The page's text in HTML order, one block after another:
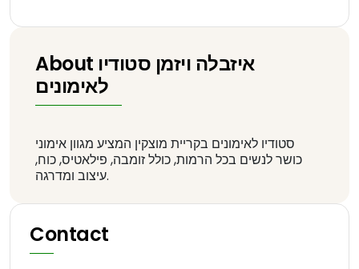
About איזבלה ויזמן סטודיו
לאימונים
סטודיו לאימונים בקריית מוצקין המציע מגוון אימוני
כושר לנשים בכל הרמות, כולל זומבה, פילאטיס, כוח,
עיצוב ומדרגה.
Contact